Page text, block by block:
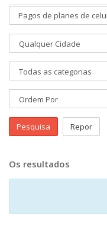
Pesquisa Repor
Os resultados